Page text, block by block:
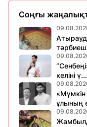
Соңғы
келіні ү...
ұлының